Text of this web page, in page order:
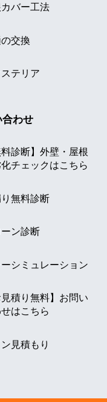
バー工法
交換
テリア
合わせ
料診断】外壁・屋根
チェックはこちら
無料診断
ーン診断
シミュレーション
見積り無料】お問い
はこちら
見積もり